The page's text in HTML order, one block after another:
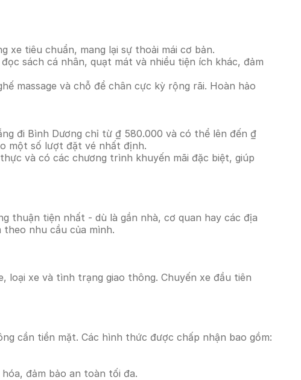
xe tiêu chuẩn, mang lại sự thoải mái cơ bản.
sách cá nhân, quạt mát và nhiều tiện ích khác, đảm
massage và chỗ để chân cực kỳ rộng rãi. Hoàn hảo
đi Bình Dương chỉ từ ₫ 580.000 và có thể lên đến ₫
một số lượt đặt vé nhất định.
và có các chương trình khuyến mãi đặc biệt, giúp
thuận tiện nhất - dù là gần nhà, cơ quan hay các địa
nhu cầu của mình.
loại xe và tình trạng giao thông. Chuyến xe đầu tiên
cần tiền mặt. Các hình thức được chấp nhận bao gồm:
đảm bảo an toàn tối đa.